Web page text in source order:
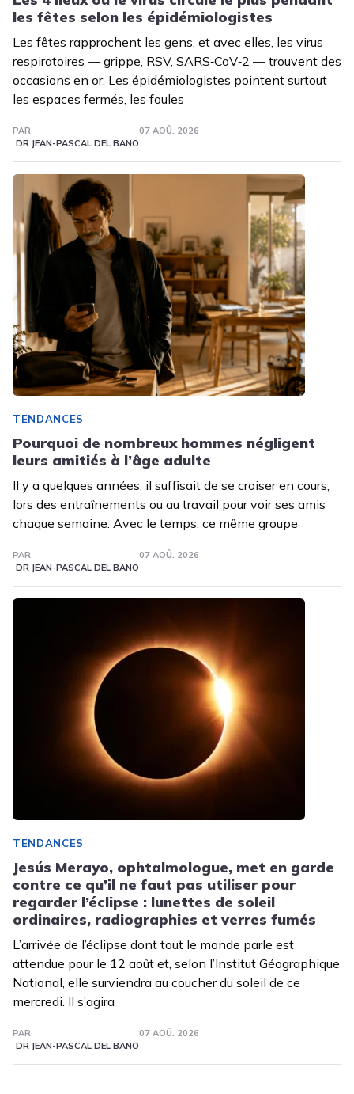
les fêtes selon les épidémiologistes
Les fêtes rapprochent les gens, et avec elles, les virus
respiratoires — grippe, RSV, SARS‑CoV‑2 — trouvent des
occasions en or. Les épidémiologistes pointent surtout
les espaces fermés, les foules
PAR
DR JEAN-PASCAL DEL BANO
07 AOÛ. 2026
TENDANCES
Pourquoi de nombreux hommes négligent
leurs amitiés à l’âge adulte
Il y a quelques années, il suffisait de se croiser en cours,
lors des entraînements ou au travail pour voir ses amis
chaque semaine. Avec le temps, ce même groupe
PAR
DR JEAN-PASCAL DEL BANO
07 AOÛ. 2026
TENDANCES
Jesús Merayo, ophtalmologue, met en garde
contre ce qu’il ne faut pas utiliser pour
regarder l’éclipse : lunettes de soleil
ordinaires, radiographies et verres fumés
L’arrivée de l’éclipse dont tout le monde parle est
attendue pour le 12 août et, selon l’Institut Géographique
National, elle surviendra au coucher du soleil de ce
mercredi. Il s’agira
PAR
DR JEAN-PASCAL DEL BANO
07 AOÛ. 2026